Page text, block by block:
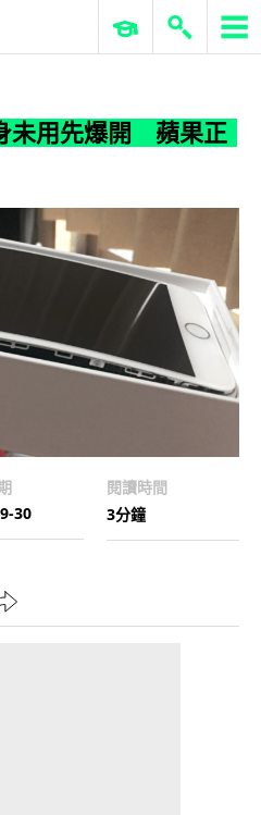
ERP 與商業 AI
未用先爆開 蘋果正
30
閱讀時間
3分鐘